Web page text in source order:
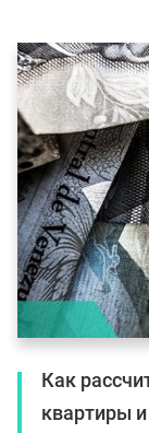
Как
квартиры